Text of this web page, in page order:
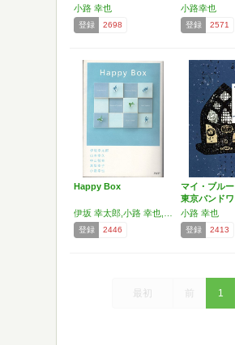
ン
小路 幸也
登録 2698
小路幸也
登録 2571
Happy Box
登録 2446
マイ・ブル
東京バンド
小路 幸也
登録 2413
最初 前 1